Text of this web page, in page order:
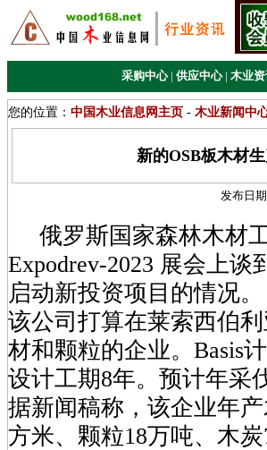
采购中心 | 供应中心 | 木业
您的位置： 中国木业信息网主页 - 木业新闻中
新的OSB板木材
发布日
俄罗斯国家森林木材
Expodrev-2023 展会上
启动新投资项目的情况。
该公司打算在莱索西伯
材和颗粒的企业。Basis
设计工期8年。预计年采
据新闻稿称，该企业年
方米、颗粒18万吨、木炭